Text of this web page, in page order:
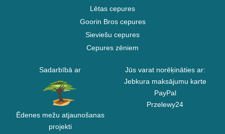
Lētas cepures
Goorin Bros cepures
Sieviešu cepures
Cepures zēniem
Sadarbībā ar
Ēdenes mežu atjaunošanas
projekti
Jūs varat norēķināties ar:
Jebkura maksājumu karte
PayPal
Przelewy24